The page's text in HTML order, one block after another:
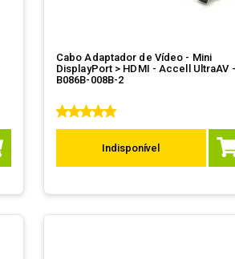
Cabo Adaptador de Vídeo - Mini
DisplayPort > HDMI - Accell UltraAV -
B086B-008B-2
Indisponível